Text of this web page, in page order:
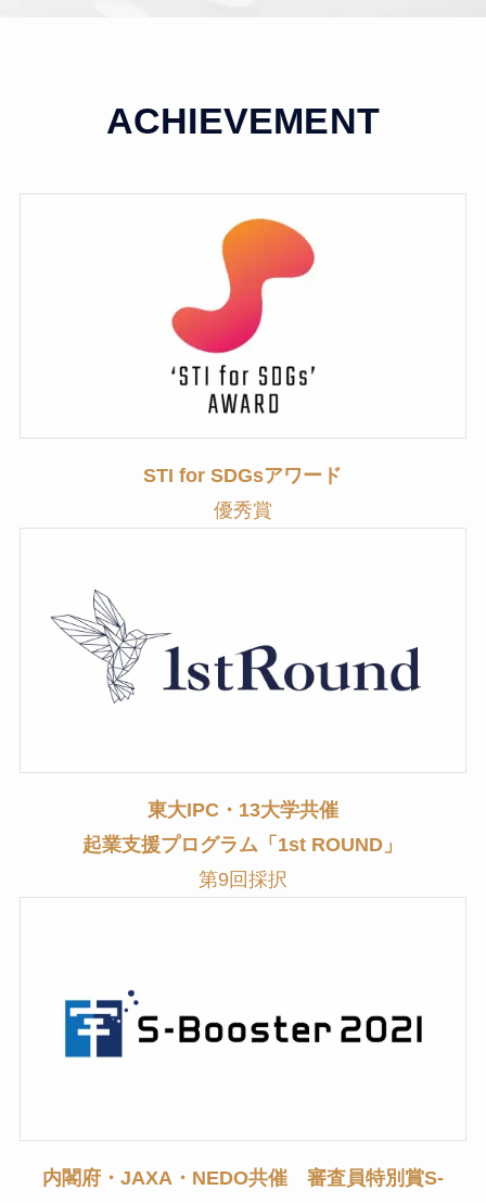
ACHIEVEMENT
STI for SDGsアワード
優秀賞
東大IPC・13大学共催
起業支援プログラム「1st ROUND」
第9回採択
内閣府・JAXA・NEDO共催 審査員特別賞S-